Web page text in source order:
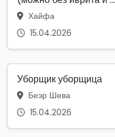
Хайфа
15.04.2026
Уборщик уборщица
Беэр Шева
15.04.2026